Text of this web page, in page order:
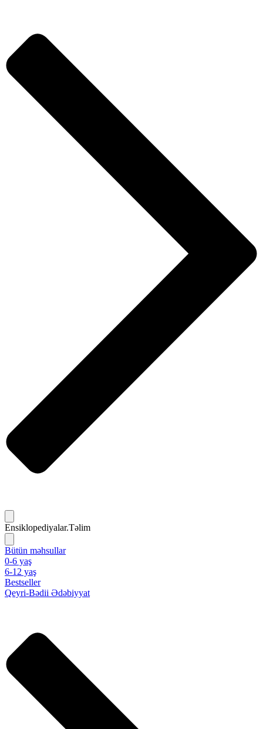
Ensiklopediyalar.Təlim
Bütün məhsullar
0-6 yaş
6-12 yaş
Bestseller
Qeyri-Bədii Ədəbiyyat